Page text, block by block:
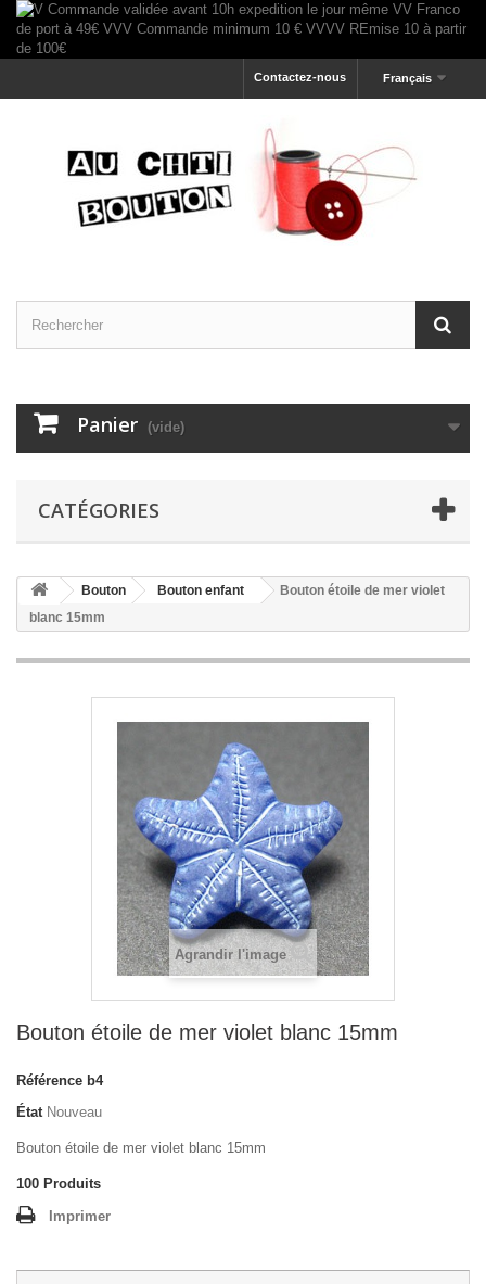
Français
Contactez-nous
Panier (vide)
CATÉGORIES
Bouton Bouton enfant
Bouton étoile de mer violet
blanc 15mm
Agrandir l'image
Bouton étoile de mer violet blanc 15mm
Référence b4
État Nouveau
Bouton étoile de mer violet blanc 15mm
100 Produits
Imprimer